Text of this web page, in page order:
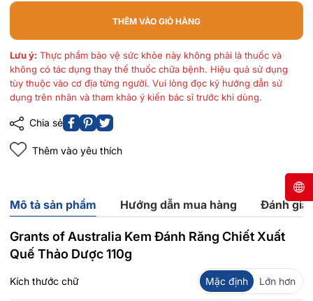
THÊM VÀO GIỎ HÀNG
Lưu ý: Thực phẩm bảo vệ sức khỏe này không phải là thuốc và
không có tác dụng thay thế thuốc chữa bệnh. Hiệu quả sử dụng
tùy thuộc vào cơ địa từng người. Vui lòng đọc kỹ hướng dẫn sử
dụng trên nhãn và tham khảo ý kiến bác sĩ trước khi dùng.
Chia sẻ
Thêm vào yêu thích
Mô tả sản phẩm Hướng dẫn mua hàng Đánh giá
Grants of Australia Kem Đánh Răng Chiết Xuất
Quế Thảo Dược 110g
Kích thước chữ Mặc định Lớn hơn